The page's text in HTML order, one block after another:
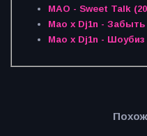
MAO - Sweet Talk
Mao x Dj1n - Забыть
Mao x Dj1n - Шоубиз